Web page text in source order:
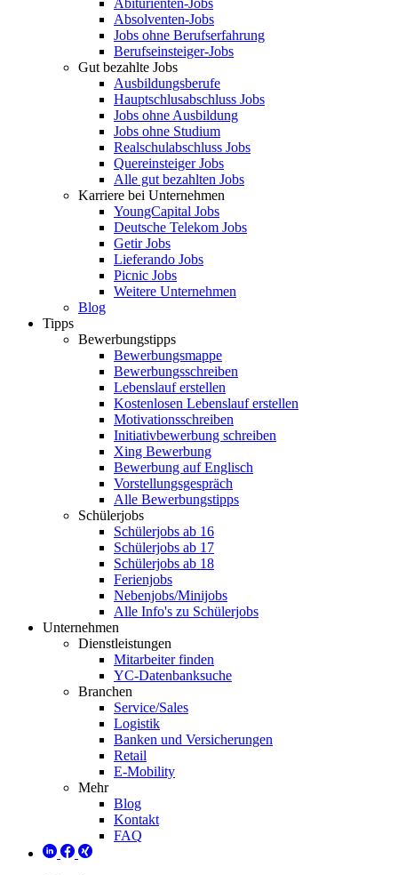
Abiturienten-Jobs
Absolventen-Jobs
Jobs ohne Berufserfahrung
Berufseinsteiger-Jobs
Gut bezahlte Jobs
Ausbildungsberufe
Hauptschlusabschluss Jobs
Jobs ohne Ausbildung
Jobs ohne Studium
Realschulabschluss Jobs
Quereinsteiger Jobs
Alle gut bezahlten Jobs
Karriere bei Unternehmen
YoungCapital Jobs
Deutsche Telekom Jobs
Getir Jobs
Lieferando Jobs
Picnic Jobs
Weitere Unternehmen
Blog
Tipps
Bewerbungstipps
Bewerbungsmappe
Bewerbungsschreiben
Lebenslauf erstellen
Kostenlosen Lebenslauf erstellen
Motivationsschreiben
Initiativbewerbung schreiben
Xing Bewerbung
Bewerbung auf Englisch
Vorstellungsgespräch
Alle Bewerbungstipps
Schülerjobs
Schülerjobs ab 16
Schülerjobs ab 17
Schülerjobs ab 18
Ferienjobs
Nebenjobs/Minijobs
Alle Info's zu Schülerjobs
Unternehmen
Dienstleistungen
Mitarbeiter finden
YC-Datenbanksuche
Branchen
Service/Sales
Logistik
Banken und Versicherungen
Retail
E-Mobility
Mehr
Blog
Kontakt
FAQ